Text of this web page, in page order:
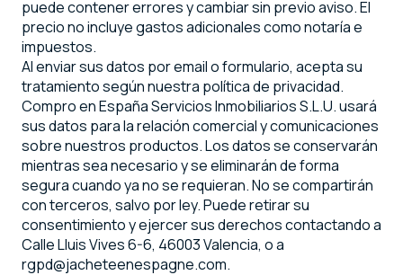
puede contener errores y cambiar sin previo aviso. El
precio no incluye gastos adicionales como notaría e
impuestos.
Al enviar sus datos por email o formulario, acepta su
tratamiento según nuestra política de privacidad.
Compro en España Servicios Inmobiliarios S.L.U. usará
sus datos para la relación comercial y comunicaciones
sobre nuestros productos. Los datos se conservarán
mientras sea necesario y se eliminarán de forma
segura cuando ya no se requieran. No se compartirán
con terceros, salvo por ley. Puede retirar su
consentimiento y ejercer sus derechos contactando a
Calle Lluis Vives 6-6, 46003 Valencia, o a
rgpd@jacheteenespagne.com.